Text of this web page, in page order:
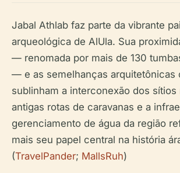
Jabal Athlab faz parte da vibrante
arqueológica de AlUla. Sua
— renomada por mais de 130
— e as semelhanças arquitetônicas
sublinham a interconexão dos sítios
antigas rotas de caravanas e a
gerenciamento de água da região
mais seu papel central na história
(TravelPander; MallsRuh)